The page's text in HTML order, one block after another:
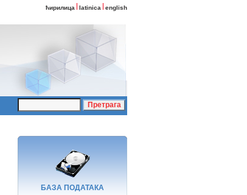
ћирилица latinica english
БАЗA ПОДАТАКА